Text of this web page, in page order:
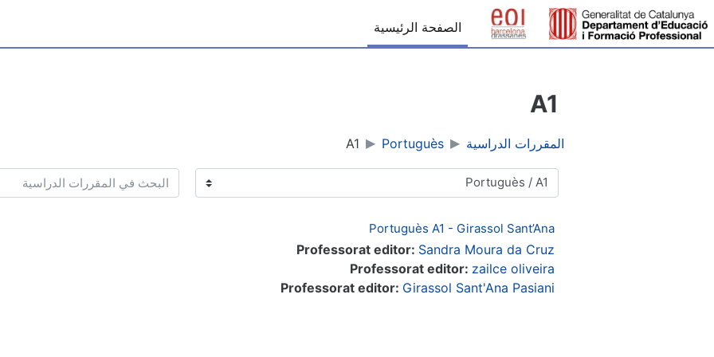
تخطى إلى المحتوى الرئيسي
الصفحة الرئيسية
A1
المقررات الدراسية Portuguès
A1
تصنيفات المقررات
البحث في المقررات الدراسية
Portuguès A1 - Girassol Sant’Ana
Professorat editor: Sandra Moura da Cruz
Professorat editor: zailce oliveira
Professorat editor: Girassol Sant'Ana Pasiani